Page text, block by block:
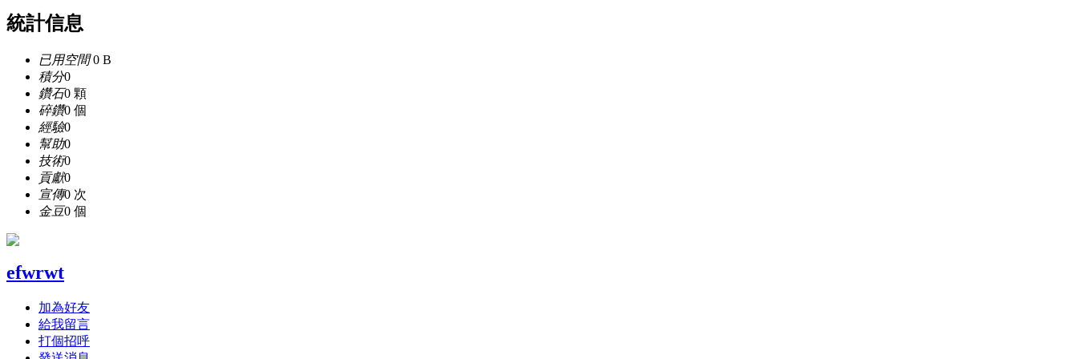
統計信息
已用空間0 B
積分0
鑽石0 顆
碎鑽0 個
經驗0
幫助0
技術0
貢獻0
宣傳0 次
金豆0 個
efwrwt
加為好友
給我留言
打個招呼